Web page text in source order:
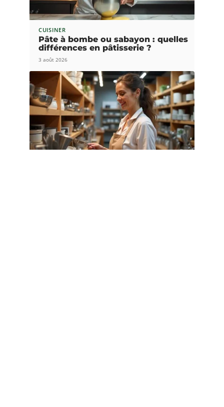
CUISINER
Pâte à bombe ou sabayon : quelles
différences en pâtisserie ?
3 août 2026